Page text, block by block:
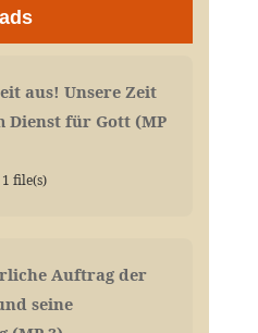
aus! Unsere Zeit
Dienst für Gott (MP
file(s)
Auftrag der
seine